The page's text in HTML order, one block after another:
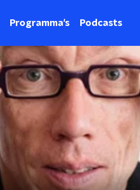
Programma's Podcasts